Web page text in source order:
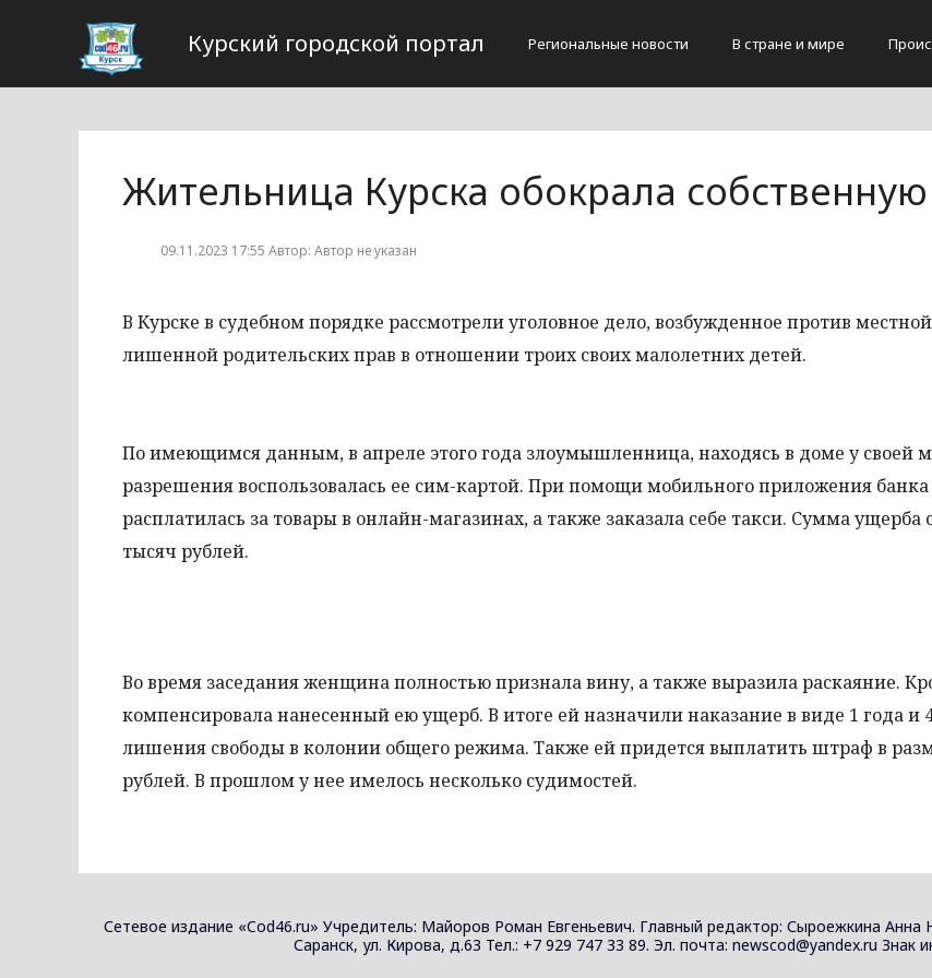
Курский городской портал Региональные новости В стране и мире
Жительница Курска обокрала
09.11.2023 17:55 Автор: Автор не указан
В Курске в судебном порядке рассмотрели уголовное дело, возбужденное против
лишенной родительских прав в отношении троих своих малолетних детей.
По имеющимся данным, в апреле этого года злоумышленница, находясь в доме у своей
разрешения воспользовалась ее сим-картой. При помощи мобильного приложения банка
расплатилась за товары в онлайн-магазинах, а также заказала себе такси. Сумма ущерба
тысяч рублей.
Во время заседания женщина полностью признала вину, а также выразила раскаяние.
компенсировала нанесенный ею ущерб. В итоге ей назначили наказание в виде 1 года и
лишения свободы в колонии общего режима. Также ей придется выплатить штраф в
рублей. В прошлом у нее имелось несколько судимостей.
Сетевое издание «Cod46.ru» Учредитель: Майоров Роман Евгеньевич. Главный редактор: Сыроежкина
Саранск, ул. Кирова, д.63 Тел.: +7 929 747 33 89. Эл. почта: newscod@yandex.ru